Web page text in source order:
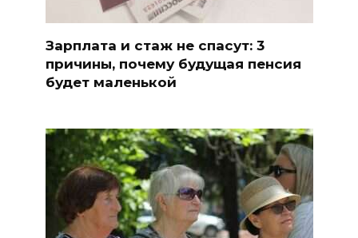
Зарплата и стаж не спасут: 3
причины, почему будущая пенсия
будет маленькой